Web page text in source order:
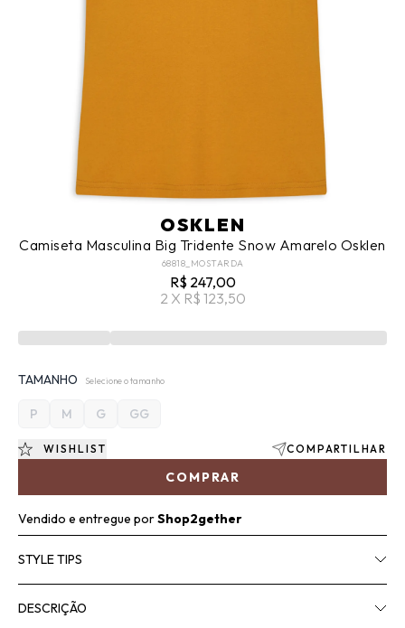
OSKLEN
Camiseta Masculina Big Tridente Snow Amarelo Osklen
68818_MOSTARDA
R$ 247,00
2 X R$ 123,50
TAMANHO Selecione o tamanho
P M G GG
COMPRAR
WISHLIST COMPARTILHAR
Vendido e entregue porShop2gether
STYLE TIPS
DESCRIÇÃO